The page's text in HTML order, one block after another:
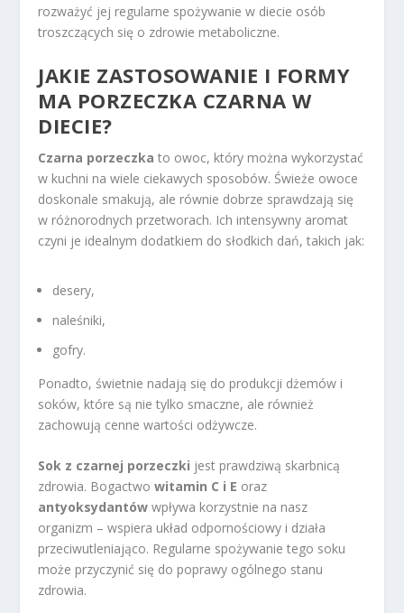
rozważyć jej regularne spożywanie w diecie osób
troszczących się o zdrowie metaboliczne.
JAKIE ZASTOSOWANIE I FORMY
MA PORZECZKA CZARNA W
DIECIE?
Czarna porzeczka to owoc, który można wykorzystać
w kuchni na wiele ciekawych sposobów. Świeże owoce
doskonale smakują, ale równie dobrze sprawdzają się
w różnorodnych przetworach. Ich intensywny aromat
czyni je idealnym dodatkiem do słodkich dań, takich jak:
desery,
naleśniki,
gofry.
Ponadto, świetnie nadają się do produkcji dżemów i
soków, które są nie tylko smaczne, ale również
zachowują cenne wartości odżywcze.
Sok z czarnej porzeczki jest prawdziwą skarbnicą
zdrowia. Bogactwowitamin C i E oraz
antyoksydantów wpływa korzystnie na nasz
organizm – wspiera układ odpornościowy i działa
przeciwutleniająco. Regularne spożywanie tego soku
może przyczynić się do poprawy ogólnego stanu
zdrowia.